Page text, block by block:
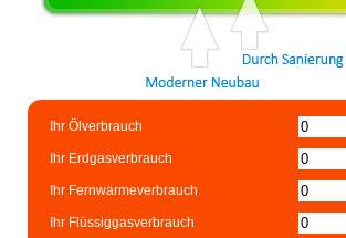
Ihr Ölverbrauch
Ihr Erdgasverbrauch
Ihr Fernwärmeverbrauch
Ihr Flüssiggasverbrauch